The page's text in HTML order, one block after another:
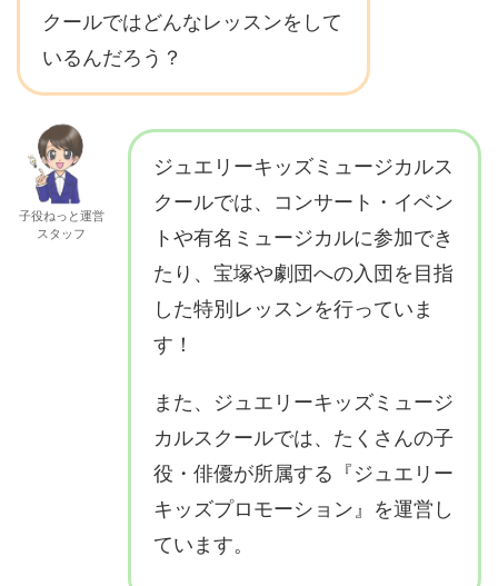
クールではどんなレッスンをして
いるんだろう？
子役ねっと運営
スタッフ
ジュエリーキッズミュージカルス
クールでは、コンサート・イベン
トや有名ミュージカルに参加でき
たり、宝塚や劇団への入団を目指
した特別レッスンを行っていま
す！
また、ジュエリーキッズミュージ
カルスクールでは、たくさんの子
役・俳優が所属する『ジュエリー
キッズプロモーション』を運営し
ています。